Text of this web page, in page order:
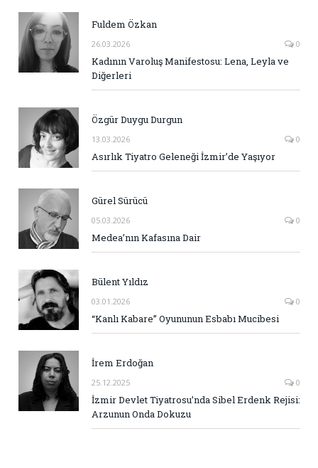
Fuldem Özkan
26.03.2026 0
Kadının Varoluş Manifestosu: Lena, Leyla ve
Diğerleri
Özgür Duygu Durgun
13.03.2026 0
Asırlık Tiyatro Geleneği İzmir’de Yaşıyor
Gürel Sürücü
05.03.2026 0
Medea’nın Kafasına Dair
Bülent Yıldız
03.01.2026 0
“Kanlı Kabare” Oyununun Esbabı Mucibesi
İrem Erdoğan
25.12.2025 0
İzmir Devlet Tiyatrosu’nda Sibel Erdenk Rejisi:
Arzunun Onda Dokuzu